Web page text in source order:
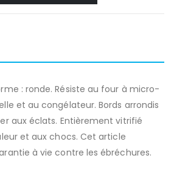
: ronde. Résiste au four à micro-
et au congélateur. Bords arrondis
aux éclats. Entièrement vitrifié
et aux chocs. Cet article
à vie contre les ébréchures.